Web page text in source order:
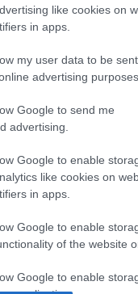
like cookies on
in apps.
my user data to be
advertising purposes.
Google to send me
advertising.
Google to enable
like cookies on
in apps.
Google to enable
of the website
Google to enable
Βοιωτία: Κλείνει το
όπου ξεκίνησε η φωτιά -
όλα τα έργα του
Σοκαριστικό βίντεο από
Σέρρες που σκοτώθηκαν
Το ΙΧ πέφτει πάνω στο
Ο Ερυθρός Σταυρός